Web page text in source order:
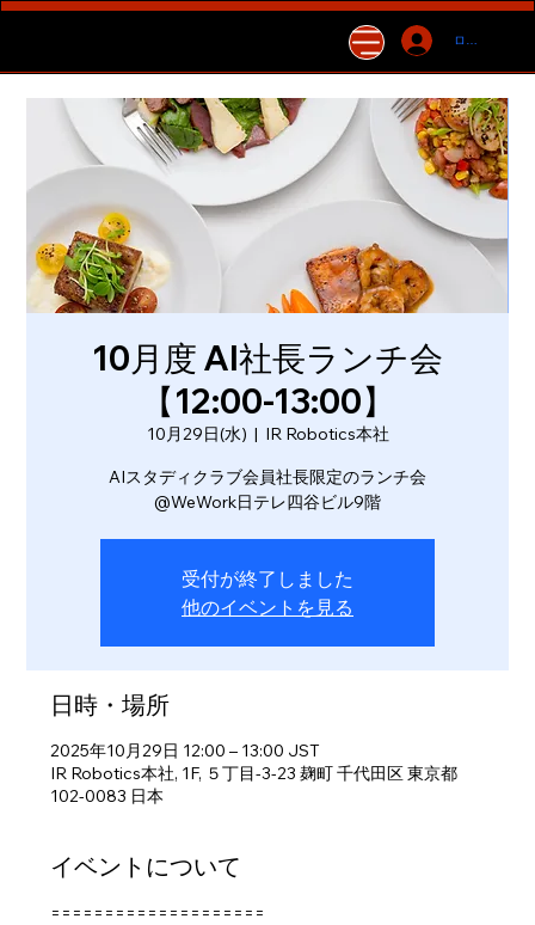
ログイン
10月度 AI社長ランチ会
【12:00-13:00】
10月29日(水)
  |
IR Robotics本社
AIスタディクラブ会員社長限定のランチ会
@WeWork日テレ四谷ビル9階
受付が終了しました
他のイベントを見る
日時・場所
2025年10月29日 12:00 – 13:00 JST
IR Robotics本社, 1F, ５丁目-3-23 麹町 千代田区 東京都
102-0083 日本
イベントについて
====================